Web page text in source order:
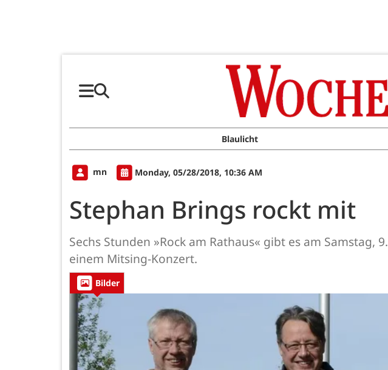
Blaulicht
mn Monday, 05/28/2018, 10:36 AM
Stephan Brings rockt mit
Sechs Stunden »Rock am Rathaus« gibt es am
einem Mitsing-Konzert.
Bilder